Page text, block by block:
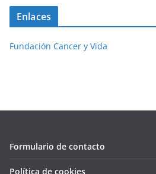
Enlaces
Fundación Cancer y Vida
Formulario de contacto
Política de cookies